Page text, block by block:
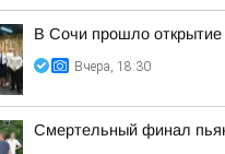
В Сочи прошло открытие
Вчера, 18:30
Смертельный финал